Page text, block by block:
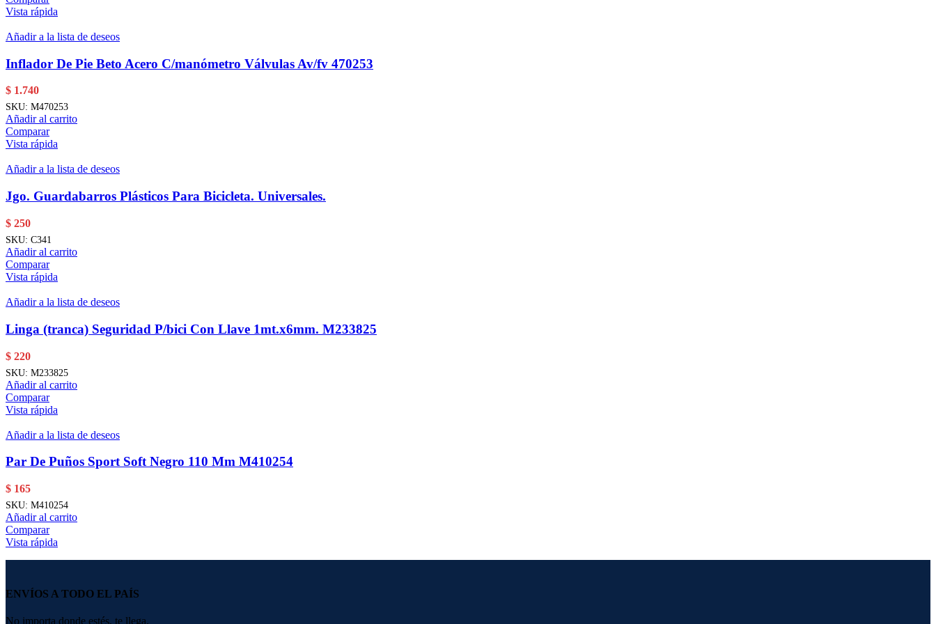
Vista rápida
Añadir a la lista de deseos
Inflador De Pie Beto Acero C/manómetro Válvulas Av/fv 470253
$ 1.740
SKU: M470253
Añadir al carrito
Comparar
Vista rápida
Añadir a la lista de deseos
Jgo. Guardabarros Plásticos Para Bicicleta. Universales.
$ 250
SKU: C341
Añadir al carrito
Comparar
Vista rápida
Añadir a la lista de deseos
Linga (tranca) Seguridad P/bici Con Llave 1mt.x6mm. M233825
$ 220
SKU: M233825
Añadir al carrito
Comparar
Vista rápida
Añadir a la lista de deseos
Par De Puños Sport Soft Negro 110 Mm M410254
$ 165
SKU: M410254
Añadir al carrito
Comparar
Vista rápida
ENVÍOS A TODO EL PAÍS
No importa donde estés, te llega.